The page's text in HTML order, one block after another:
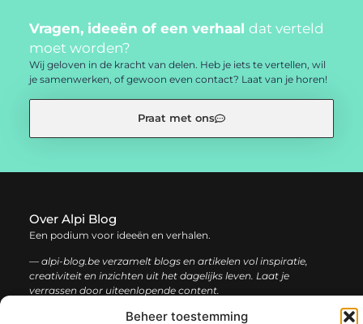
Beheer toestemming
Vragen, ideeën of een verhaal dat verteld
moet worden?
Wij geloven in de kracht van delen. Heb je iets te vertellen, wil
je samenwerken, of gewoon even contact? Laat van je horen!
Praat met ons
Over Alpi Blog
Een podium voor ideeën en verhalen.
— alpi-blog.be verzamelt blogs en artikelen vol inspiratie,
creativiteit en inzichten uit het dagelijks leven. Laat je
verrassen door uiteenlopende content.